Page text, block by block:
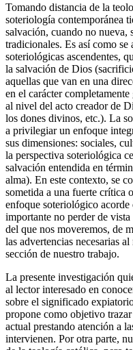
Tomando distancia de la
soteriología contemporánea
salvación, cuando no nueva,
tradicionales. Es así como se
soteriológicas ascendentes,
la salvación de Dios
aquellas que van en una
en el carácter
al nivel del acto creador de
los dones divinos, etc.). La
a privilegiar un enfoque
sus dimensiones: sociales,
la perspectiva soteriológica
salvación entendida en
alma). En este contexto, se
sometida a una fuerte crítica
enfoque soteriológico acorde
importante no perder de
del que nos moveremos, de
las advertencias necesarias
sección de nuestro trabajo.
La presente investigación
al lector interesado en
sobre el significado
propone como objetivo
actual prestando atención a
intervienen. Por otra parte,